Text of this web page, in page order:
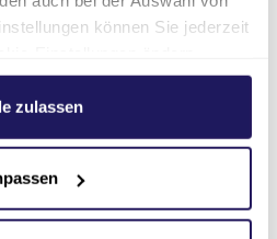
können Sie jederzeit
finden Sie in unserer
zulassen
Jugendhilfe
Tochtergesellschaft
zur Erziehung,
für
der
und Oberschulen sowie